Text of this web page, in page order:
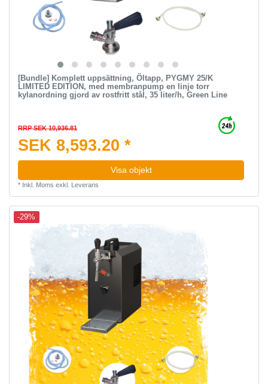
[Bundle] Komplett uppsättning, Öltapp, PYGMY 25/K
LIMITED EDITION, med membranpump en linje torr
kylanordning gjord av rostfritt stål, 35 liter/h, Green Line
RRP SEK 10,936.81
SEK 8,593.20 *
Visa objekt
* Inkl. Moms exkl. Leverans
-29%